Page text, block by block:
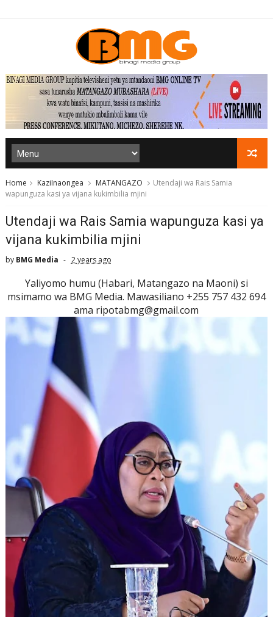
Home KaziInaongea MATANGAZO
Utendaji wa Rais Samia
wapunguza kasi ya vijana kukimbilia mjini
Utendaji wa Rais Samia wapunguza kasi ya
vijana kukimbilia mjini
by BMG Media 2 years ago
Yaliyomo humu (Habari, Matangazo na Maoni) si
msimamo wa BMG Media. Mawasiliano +255 757 432 694
ama ripotabmg@gmail.com